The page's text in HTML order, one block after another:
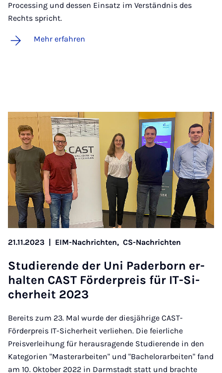
Processing und dessen Einsatz im Verständnis des
Rechts spricht.
Mehr erfahren
21.11.2023 | EIM-Nachrichten, CS-Nachrichten
Stu­die­ren­de der Uni Pa­der­born er­
hal­ten CAST För­der­preis für IT-Si­
cher­heit 2023
Bereits zum 23. Mal wurde der diesjährige CAST-
Förderpreis IT-Sicherheit verliehen. Die feierliche
Preisverleihung für herausragende Studierende in den
Kategorien "Masterarbeiten" und "Bachelorarbeiten" fand
am 10. Oktober 2022 in Darmstadt statt und brachte